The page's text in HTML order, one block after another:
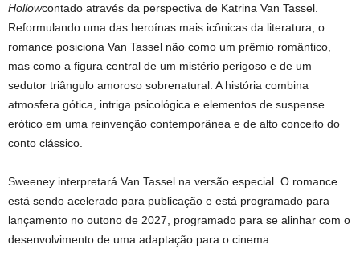
Hollowcontado através da perspectiva de Katrina Van Tassel.
Reformulando uma das heroínas mais icônicas da literatura, o
romance posiciona Van Tassel não como um prêmio romântico,
mas como a figura central de um mistério perigoso e de um
sedutor triângulo amoroso sobrenatural. A história combina
atmosfera gótica, intriga psicológica e elementos de suspense
erótico em uma reinvenção contemporânea e de alto conceito do
conto clássico.
Sweeney interpretará Van Tassel na versão especial. O romance
está sendo acelerado para publicação e está programado para
lançamento no outono de 2027, programado para se alinhar com o
desenvolvimento de uma adaptação para o cinema.